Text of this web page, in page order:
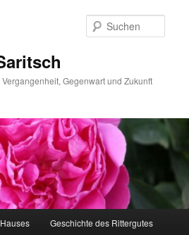
Gegenwart und Zukunft
Geschichte des Rittergutes